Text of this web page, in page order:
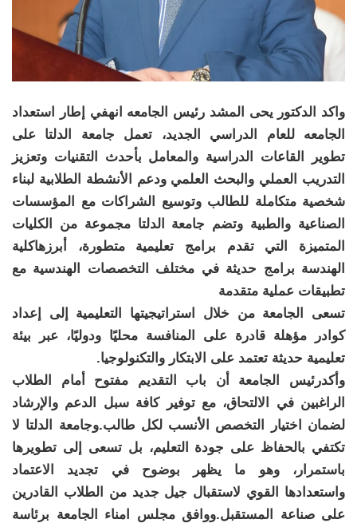
واكد الدكتور يحى المشد رئيس الجامعه انهفي إطار استعداد
الجامعه للعام الدراسي الجديد، تعمل جامعة الدلتا على
تطوير القاعات الدراسية والمعامل بأحدث التقنيات وتعزيز
التدريب العملي والبحث العلمي ودعم الأنشطة الطلابية لبناء
شخصية متكاملة للطالب وتوسيع الشراكات مع المؤسسات
الصناعية والطبية وتضم جامعة الدلتا مجموعة من الكليات
المتميزة التي تقدم برامج تعليمية متطورة، أبرزهاكلية
الهندسة برامج حديثة في مختلف التخصصات الهندسية مع
تطبيقات عملية متقدمة
تسعى الجامعة من خلال استراتيجيتها التعليمية إلى إعداد
كوادر مؤهلة قادرة على المنافسة محليًا ودوليًا، عبر بيئة
تعليمية حديثة تعتمد على الابتكار والتكنولوجيا.
وأكدرئيس الجامعة أن باب التقديم مفتوح أمام الطلاب
الراغبين في الالتحاق، مع توفير كافة سبل الدعم والإرشاد
لضمان اختيار التخصص الأنسب لكل طالب.وجامعة الدلتا لا
تكتفي بالحفاظ على جودة التعليم، بل تسعى إلى تطويرها
باستمرار، وهو ما يظهر بوضوح في تجديد الاعتماد
واستعدادها القوي لاستقبال جيل جديد من الطلاب القادرين
على صناعة المستقبل.ووافق مجلس امناء الجامعة برئاسة